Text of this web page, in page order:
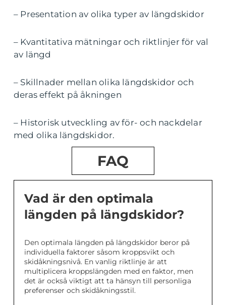
– Presentation av olika typer av längdskidor
– Kvantitativa mätningar och riktlinjer för val
av längd
– Skillnader mellan olika längdskidor och
deras effekt på åkningen
– Historisk utveckling av för- och nackdelar
med olika längdskidor.
FAQ
Vad är den optimala
längden på längdskidor?
Den optimala längden på längdskidor beror på
individuella faktorer såsom kroppsvikt och
skidåkningsnivå. En vanlig riktlinje är att
multiplicera kroppslängden med en faktor, men
det är också viktigt att ta hänsyn till personliga
preferenser och skidåkningsstil.